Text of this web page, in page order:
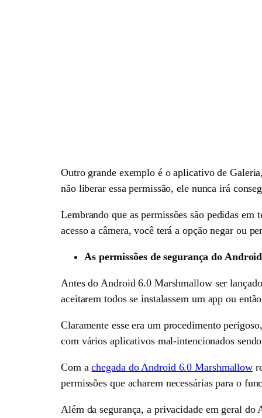
Outro grande exemplo é o aplicativo de
não liberar essa permissão, ele nunca irá
Lembrando que as permissões são pedidas
acesso a câmera, você terá a opção negar ou
As permissões de segurança do
Antes do Android 6.0 Marshmallow ser
aceitarem todos se instalassem um app ou
Claramente esse era um procedimento
com vários aplicativos mal-intencionados
Com achegada do Android 6.0 Marshmallow
permissões que acharem necessárias para o
Além da segurança, a privacidade em geral do